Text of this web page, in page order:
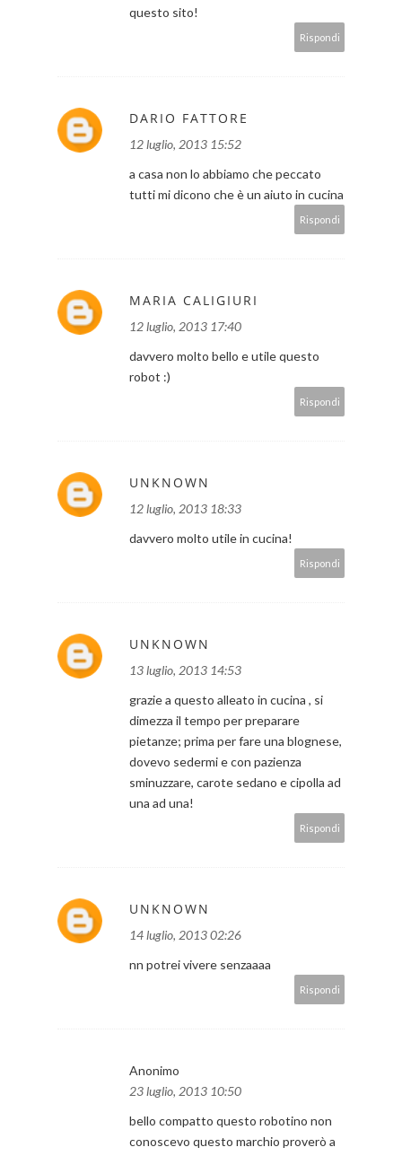
questo sito!
Rispondi
DARIO FATTORE
12 luglio, 2013 15:52
a casa non lo abbiamo che peccato
tutti mi dicono che è un aiuto in cucina
Rispondi
MARIA CALIGIURI
12 luglio, 2013 17:40
davvero molto bello e utile questo
robot :)
Rispondi
UNKNOWN
12 luglio, 2013 18:33
davvero molto utile in cucina!
Rispondi
UNKNOWN
13 luglio, 2013 14:53
grazie a questo alleato in cucina , si
dimezza il tempo per preparare
pietanze; prima per fare una blognese,
dovevo sedermi e con pazienza
sminuzzare, carote sedano e cipolla ad
una ad una!
Rispondi
UNKNOWN
14 luglio, 2013 02:26
nn potrei vivere senzaaaa
Rispondi
Anonimo
23 luglio, 2013 10:50
bello compatto questo robotino non
conoscevo questo marchio proverò a